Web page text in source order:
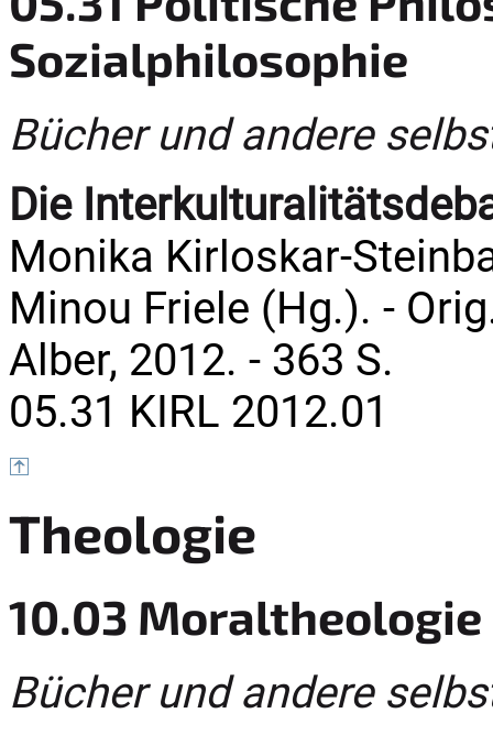
Sozialphilosophie
Bücher und andere
Die
Monika Kirloskar-
Minou Friele (Hg.). -
Alber, 2012. - 363 S.
05.31 KIRL 2012.01
Theologie
10.03
Bücher und andere